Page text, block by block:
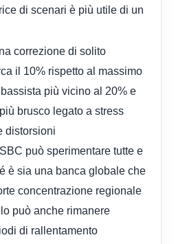
di scenari è più utile di un
correzione di solito
il 10% rispetto al massimo
più vicino al 20% e
brusco legato a stress
distorsioni
può sperimentare tutte e
è sia una banca globale che
concentrazione regionale
può anche rimanere
di rallentamento